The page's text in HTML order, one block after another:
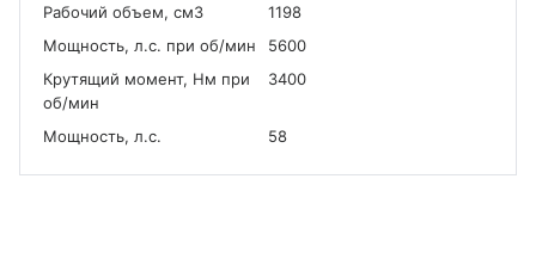
Рабочий объем, см3
1198
Мощность, л.с. при об/мин
5600
Крутящий момент, Нм при
об/мин
3400
Мощность, л.с. 58